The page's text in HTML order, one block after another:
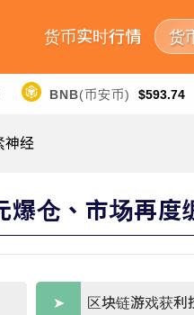
货币实时行情 货
BNB(币安币) $593.74
神经
爆仓、市场再度
区块链游戏获利